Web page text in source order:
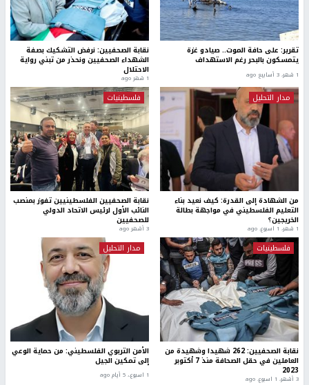
تقرير: على حافة الموت.. صيادو غزة
يتمسكون بالبحر رغم الاستهداف
1 شهر، 3 أسابيع ago
نقابة الصحفيين: نرفض التشكيك بصفة
الشهداء الصحفيين ونحذر من تبني رواية
الاحتلال
1 شهر ago
مدار التحليل
من الشهادة إلى القدرة: كيف نعيد بناء
التعليم الفلسطيني في مواجهة بطالة
الخريجين؟
1 شهر، 1 اسبوع. ago
فلسطينيات
نقابة الصحفيين الفلسطينيين تفوز بمنصب
النائب الأول لرئيس الاتحاد الدولي
للصحفيين
3 أشهر ago
فلسطينيات
نقابة الصحفيين: 262 شهيدا وشهيدة من
العاملين في حقل الصحافة منذ 7 أكتوبر
2023
3 أشهر، 1 اسبوع. ago
مدار التحليل
الأمن التربوي الفلسطيني: من حماية الوعي
إلى تمكين الجيل
1 اسبوع.، 5 أيام ago